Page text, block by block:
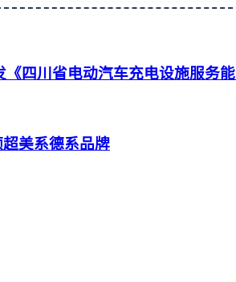
四川省电动汽车充电设施服务
美系德系品牌